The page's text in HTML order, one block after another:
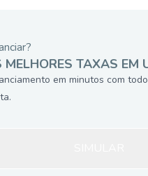
MELHORES TAXAS EM
em minutos com